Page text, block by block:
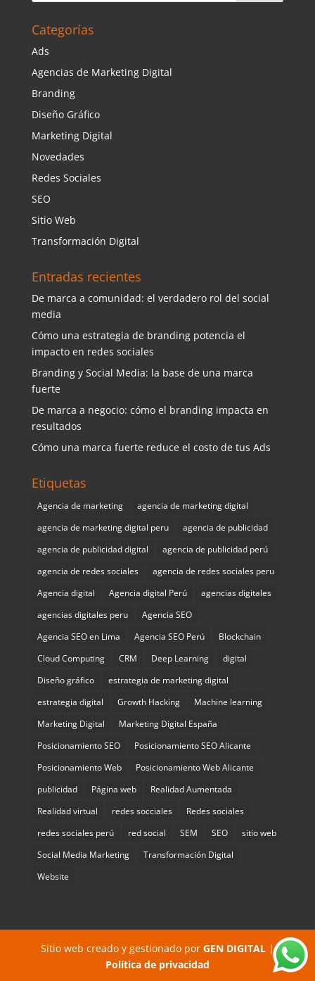
Categorías
Ads
Agencias de Marketing Digital
Branding
Diseño Gráfico
Marketing Digital
Novedades
Redes Sociales
SEO
Sitio Web
Transformación Digital
Entradas recientes
De marca a comunidad: el verdadero rol del social
media
Cómo una estrategia de branding potencia el
impacto en redes sociales
Branding y Social Media: la base de una marca
fuerte
De marca a negocio: cómo el branding impacta en
resultados
Cómo una marca fuerte reduce el costo de tus Ads
Etiquetas
Agencia de marketing
agencia de marketing digital
agencia de marketing digital peru
agencia de publicidad
agencia de publicidad digital
agencia de publicidad perú
agencia de redes sociales
agencia de redes sociales peru
Agencia digital
Agencia digital Perú
agencias digitales
agencias digitales peru
Agencia SEO
Agencia SEO en Lima
Agencia SEO Perú
Blockchain
Cloud Computing
CRM Deep Learning
digital
Diseño gráfico
estrategia de marketing digital
estrategia digital
Growth Hacking
Machine learning
Marketing Digital
Marketing Digital España
Posicionamiento SEO
Posicionamiento SEO Alicante
Posicionamiento Web
Posicionamiento Web Alicante
publicidad
Página web
Realidad Aumentada
Realidad virtual
redes socciales
Redes sociales
redes sociales perú
red social SEM SEO
sitio web
Social Media Marketing
Transformación Digital
Website
Sitio web creado y gestionado por GEN DIGITAL|
Política de privacidad